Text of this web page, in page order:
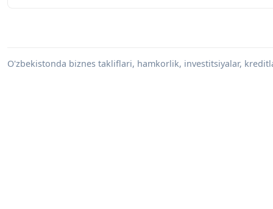
O'zbekistonda biznes takliflari, hamkorlik, investitsiyalar,